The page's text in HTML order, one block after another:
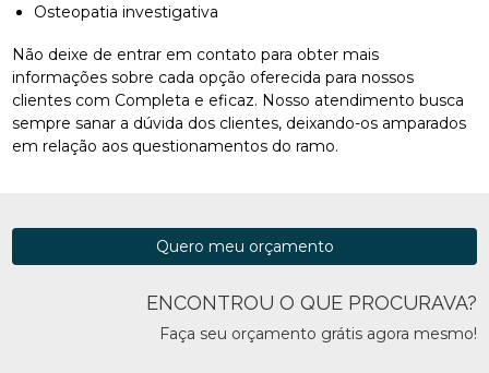
Osteopatia investigativa
Não deixe de entrar em contato para obter mais
informações sobre cada opção oferecida para nossos
clientes com Completa e eficaz. Nosso atendimento busca
sempre sanar a dúvida dos clientes, deixando-os amparados
em relação aos questionamentos do ramo.
ENCONTROU O QUE PROCURAVA?
Faça seu orçamento grátis agora mesmo!
Quero meu orçamento